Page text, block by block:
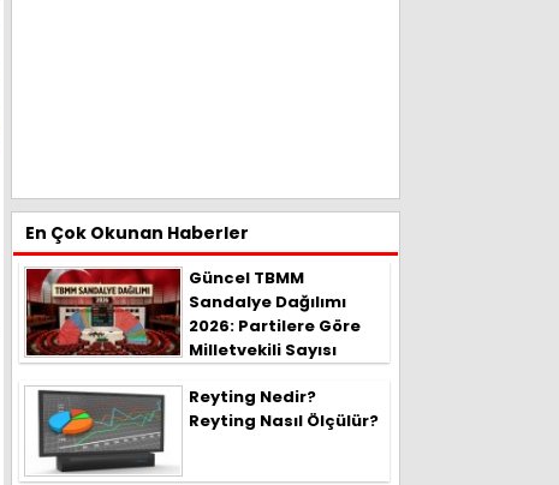
En Çok Okunan Haberler
Güncel TBMM
Sandalye Dağılımı
2026: Partilere Göre
Milletvekili Sayısı
Reyting Nedir?
Reyting Nasıl Ölçülür?